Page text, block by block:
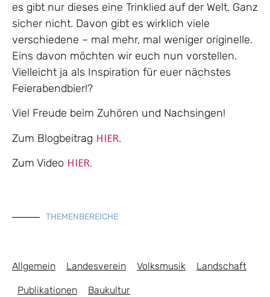
es gibt nur dieses eine Trinklied auf der Welt. Ganz
sicher nicht. Davon gibt es wirklich viele
verschiedene – mal mehr, mal weniger originelle.
Eins davon möchten wir euch nun vorstellen.
Vielleicht ja als Inspiration für euer nächstes
Feierabendbier!?
Viel Freude beim Zuhören und Nachsingen!
Zum Blogbeitrag HIER.
Zum Video HIER.
THEMENBEREICHE
Allgemein Landesverein Volksmusik Landschaft
Publikationen Baukultur